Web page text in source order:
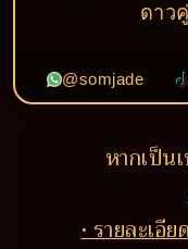
ดาว
@somjade
หากเป็น
• รายละเอี